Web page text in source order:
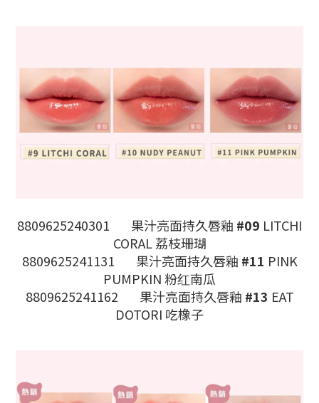
8809625240301 果汁亮面持久唇釉 #09 LITCHI
CORAL 荔枝珊瑚
8809625241131
果汁亮面持久唇釉 #11 PINK
PUMPKIN 粉红南瓜
8809625241162
果汁亮面持久唇釉 #13 EAT
DOTORI 吃橡子